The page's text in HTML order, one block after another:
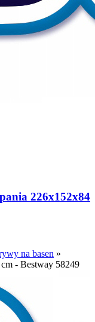
226x152x84
na basen »
- Bestway 58249